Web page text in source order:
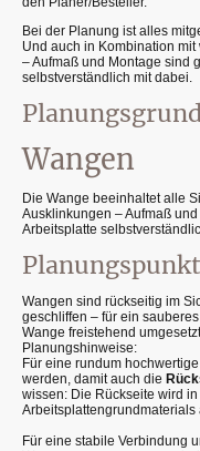
Bei der Planung ist alles
Und auch in Kombination
– Aufmaß und Montage sind
selbstverständlich mit dabei.
Wangen
Die Wange beeinhaltet alle
Ausklinkungen – Aufmaß
Arbeitsplatte
Wangen sind rückseitig im
geschliffen – für ein
Wange freistehend
Planungshinweise:
Für eine rundum
werden, damit auch die
wissen: Die Rückseite wird
Arbeitsplattengrundmaterials
Für eine stabile Verbindung